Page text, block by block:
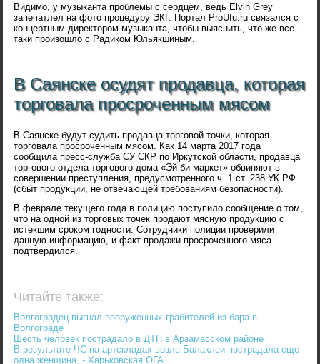
Видимо, у музыканта проблемы с сердцем, ведь Elvin Grey
запечатлел на фото процедуру ЭКГ. Портал ProUfu.ru связался с
концертным директором музыканта, чтобы выяснить, что же все-
таки произошло с Радиком Юльякшиным.
В Саянске осудят продавца, которая
торговала просроченным мясом
В Саянске будут судить продавца торговой точки, которая
торговала просроченным мясом. Как 14 марта 2017 года
сообщила пресс-служба СУ СКР по Иркутской области, продавца
торгового отдела торгового дома «Эй-би маркет» обвиняют в
совершении преступления, предусмотренного ч. 1 ст. 238 УК РФ
(сбыт продукции, не отвечающей требованиям безопасности).
В феврале текущего года в полицию поступило сообщение о том,
что на одной из торговых точек продают мясную продукцию с
истекшим сроком годности. Сотрудники полиции проверили
данную информацию, и факт продажи просроченного мяса
подтвердился.
Читайте также:
Волгоградец выгнал вооруженных грабителей из бара в
Волгограде
Шесть человек пострадало в ДТП в Арзамасском районе
В результате ЧС на артскладах возле Балаклеи пострадала еще
одна женщина, - Харьковская ОГА